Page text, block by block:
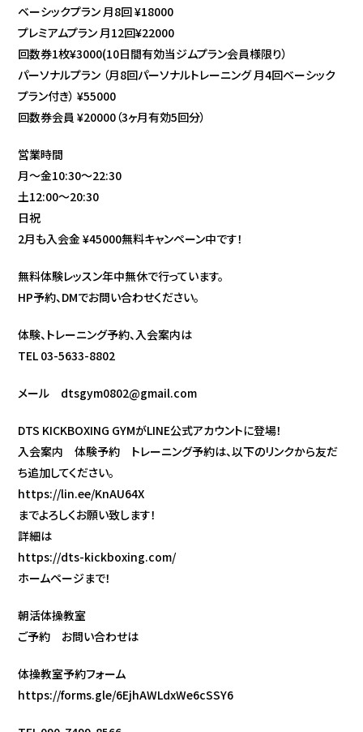
ベーシックプラン 月8回 ¥18000
プレミアムプラン 月12回¥22000
回数券1枚¥3000(10日間有効当ジムプラン会員様限り）
パーソナルプラン （月8回パーソナルトレーニング 月4回ベーシック
プラン付き） ¥55000
回数券会員 ¥20000（3ヶ月有効5回分）
営業時間
月〜金10:30〜22:30
土12:00〜20:30
日祝
2月も入会金 ¥45000無料キャンペーン中です！
無料体験レッスン年中無休で行っています。
HP予約、DMでお問い合わせください。
体験、トレーニング予約、入会案内は
TEL 03-5633-8802
メール dtsgym0802@gmail.com
DTS KICKBOXING GYMがLINE公式アカウントに登場！
入会案内 体験予約 トレーニング予約は、以下のリンクから友だ
ち追加してください。
https://lin.ee/KnAU64X
までよろしくお願い致します！
詳細は
https://dts-kickboxing.com/
ホームページまで！
朝活体操教室
ご予約 お問い合わせは
体操教室予約フォーム
https://forms.gle/6EjhAWLdxWe6cSSY6